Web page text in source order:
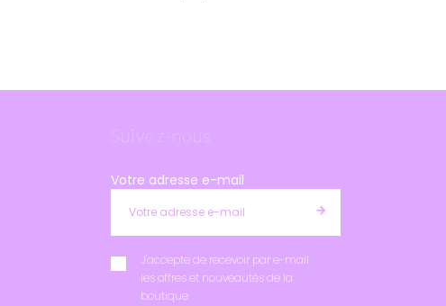
Suivez-nous
Votre adresse e-mail
J'accepte de recevoir par e-mail
les offres et nouveautés de la
boutique